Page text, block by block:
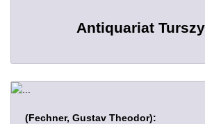
Antiquariat
(Fechner, Gustav Theodor):